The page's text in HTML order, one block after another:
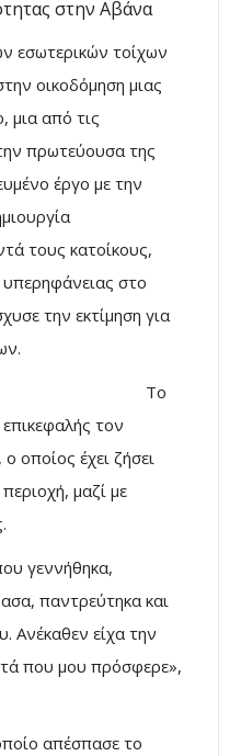
εσωτερικών τοίχων
οικοδόμηση μιας
μια από τις
πρωτεύουσα της
έργο με την
τους κατοίκους,
υπερηφάνειας στο
την εκτίμηση για
Το
τον
οποίος έχει ζήσει
μαζί με
γεννήθηκα,
παντρεύτηκα και
Ανέκαθεν είχα την
που μου πρόσφερε»,
απέσπασε το